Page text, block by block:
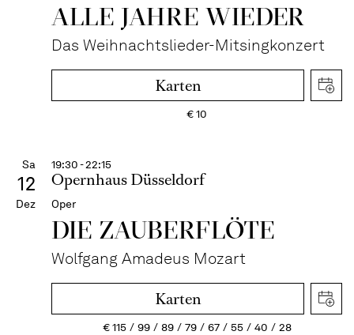
ALLE JAHRE WIEDER
Das Weihnachtslieder-Mitsingkonzert
Karten
€10
Sa
12
Dez
19:30 - 22:15
Opernhaus Düsseldorf
Oper
DIE ZAUBER­FLÖTE
Wolfgang Amadeus Mozart
Karten
€115 99 89 79 67 55 40 28